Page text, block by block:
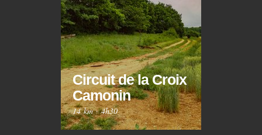
Circuit de la Croix
Camonin
14 km·4h30